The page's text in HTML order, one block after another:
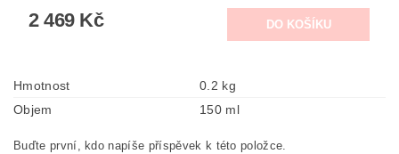
2 469 Kč
Hmotnost
0.2 kg
Objem
150 ml
Buďte první, kdo napíše příspěvek k této položce.